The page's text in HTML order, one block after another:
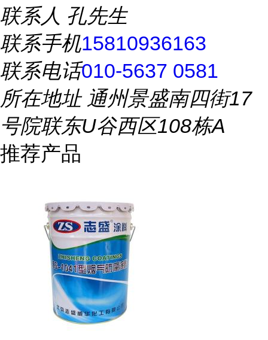
联系人 孔先生
联系手机15810936163
联系电话010-5637 0581
所在地址通州景盛南四街17
号院联东U谷西区108栋A
推荐产品